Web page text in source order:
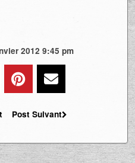
2012 9:45 pm
Post Suivant